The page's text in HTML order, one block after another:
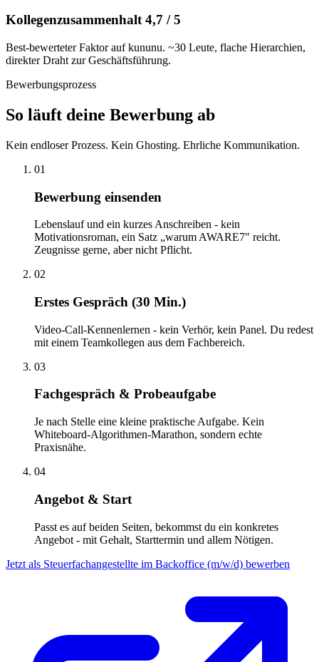
Kollegenzusammenhalt 4,7 / 5
Best-bewerteter Faktor auf kununu. ~30 Leute, flache Hierarchien,
direkter Draht zur Geschäftsführung.
Bewerbungsprozess
So läuft deine Bewerbung ab
Kein endloser Prozess. Kein Ghosting. Ehrliche Kommunikation.
01
Bewerbung einsenden
Lebenslauf und ein kurzes Anschreiben - kein
Motivationsroman, ein Satz „warum AWARE7" reicht.
Zeugnisse gerne, aber nicht Pflicht.
02
Erstes Gespräch (30 Min.)
Video-Call-Kennenlernen - kein Verhör, kein Panel. Du redest
mit einem Teamkollegen aus dem Fachbereich.
03
Fachgespräch & Probeaufgabe
Je nach Stelle eine kleine praktische Aufgabe. Kein
Whiteboard-Algorithmen-Marathon, sondern echte
Praxisnähe.
04
Angebot & Start
Passt es auf beiden Seiten, bekommst du ein konkretes
Angebot - mit Gehalt, Starttermin und allem Nötigen.
Jetzt als Steuerfachangestellte im Backoffice (m/w/d) bewerben